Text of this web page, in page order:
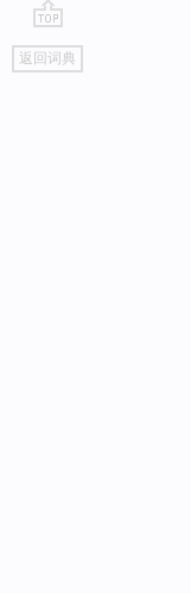
go
top
返回词典